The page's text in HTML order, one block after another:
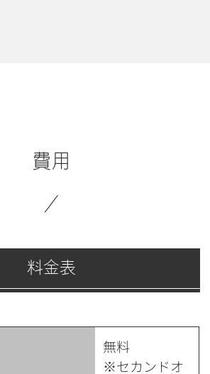
費用
料金表
無料
※セカンドオ